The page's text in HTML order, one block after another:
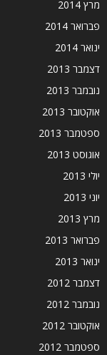
מרץ 2014
פברואר 2014
ינואר 2014
דצמבר 2013
נובמבר 2013
אוקטובר 2013
ספטמבר 2013
אוגוסט 2013
יולי 2013
יוני 2013
מרץ 2013
פברואר 2013
ינואר 2013
דצמבר 2012
נובמבר 2012
אוקטובר 2012
ספטמבר 2012